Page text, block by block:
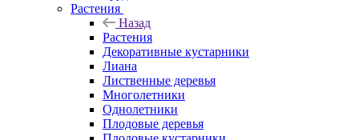
Растения
Назад
Растения
Декоративные кустарники
Лиана
Лиственные деревья
Многолетники
Однолетники
Плодовые деревья